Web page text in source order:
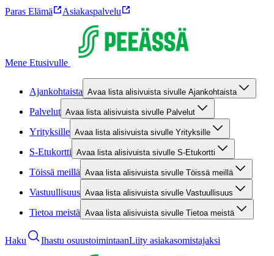
Paras Elämä Asiakaspalvelu
Mene Etusivulle
Ajankohtaista Avaa lista alisivuista sivulle Ajankohtaista
Palvelut Avaa lista alisivuista sivulle Palvelut
Yrityksille Avaa lista alisivuista sivulle Yrityksille
S-Etukortti Avaa lista alisivuista sivulle S-Etukortti
Töissä meillä Avaa lista alisivuista sivulle Töissä meillä
Vastuullisuus Avaa lista alisivuista sivulle Vastuullisuus
Tietoa meistä Avaa lista alisivuista sivulle Tietoa meistä
Haku Ihastu osuustoimintaanLiity asiakasomistajaksi